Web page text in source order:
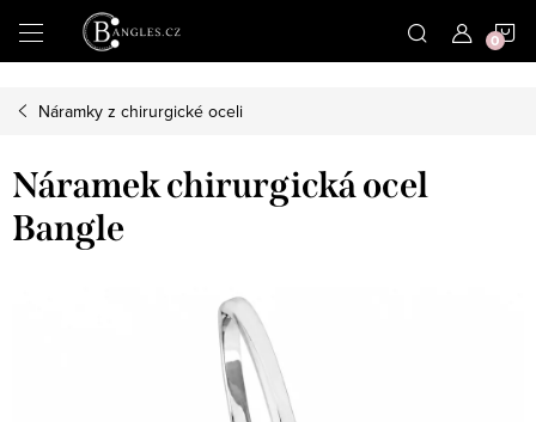
Přejít
na
Náramky z chirurgické oceli
Náramek chirurgická ocel
Bangle